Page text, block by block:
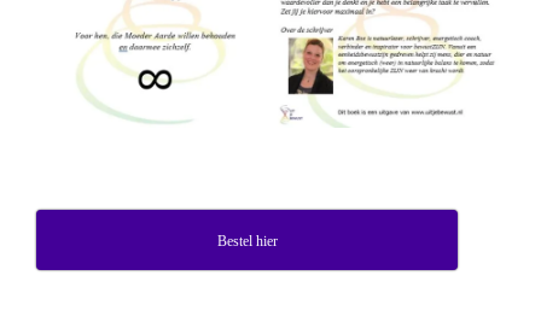
Bestel hier